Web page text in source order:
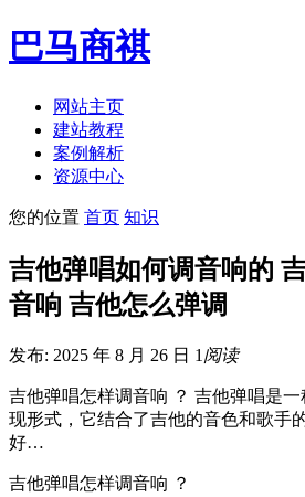
巴马商祺
网站主页
建站教程
案例解析
资源中心
您的位置 首页 知识
吉他弹唱如何调音响的
音响 吉他怎么弹调
发布: 2025 年 8 月 26 日 1 阅读
吉他弹唱怎样调音响 ？ 吉他弹唱是
现形式，它结合了吉他的音色和歌手
好…
吉他弹唱怎样调音响 ？